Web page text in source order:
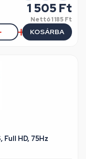
1 505 Ft
Nettó1 185 Ft
KOSÁRBA
HD, 75Hz